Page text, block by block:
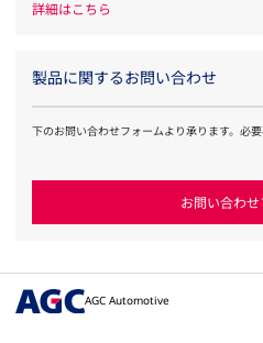
詳細はこちら
製品に関するお問い合わせ
下のお問い合わせフォームより承ります。必
お問い合わせ
AGC Automotive